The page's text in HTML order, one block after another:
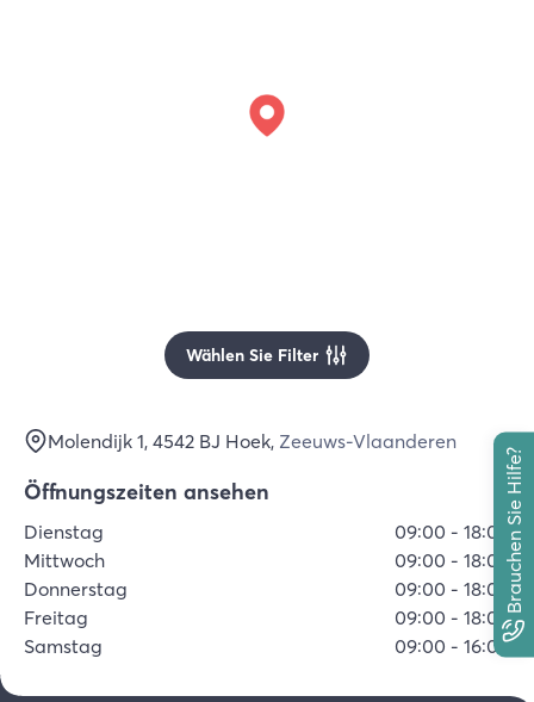
Brauchen Sie Hilfe?
Wählen Sie Filter
Molendijk 1, 4542 BJ Hoek, Zeeuws-Vlaanderen
Öffnungszeiten ansehen
Dienstag 09:00 - 18:00
Mittwoch
09:00 - 18:00
Donnerstag
09:00 - 18:00
Freitag
09:00 - 18:00
Samstag
09:00 - 16:00